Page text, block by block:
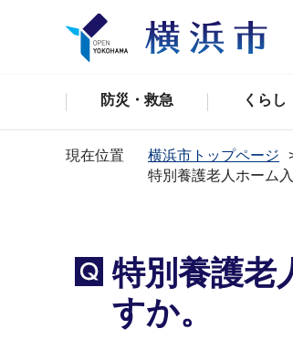
防災・救急 くらし
現在位置 横浜市トップページ
特別養護老人ホーム
Q
特別養護老
すか。